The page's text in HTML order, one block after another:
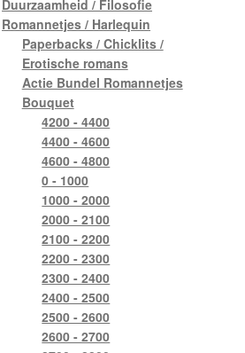
Duurzaamheid / Filosofie
Romannetjes / Harlequin
Paperbacks / Chicklits /
Erotische romans
Actie Bundel Romannetjes
Bouquet
4200 - 4400
4400 - 4600
4600 - 4800
0 - 1000
1000 - 2000
2000 - 2100
2100 - 2200
2200 - 2300
2300 - 2400
2400 - 2500
2500 - 2600
2600 - 2700